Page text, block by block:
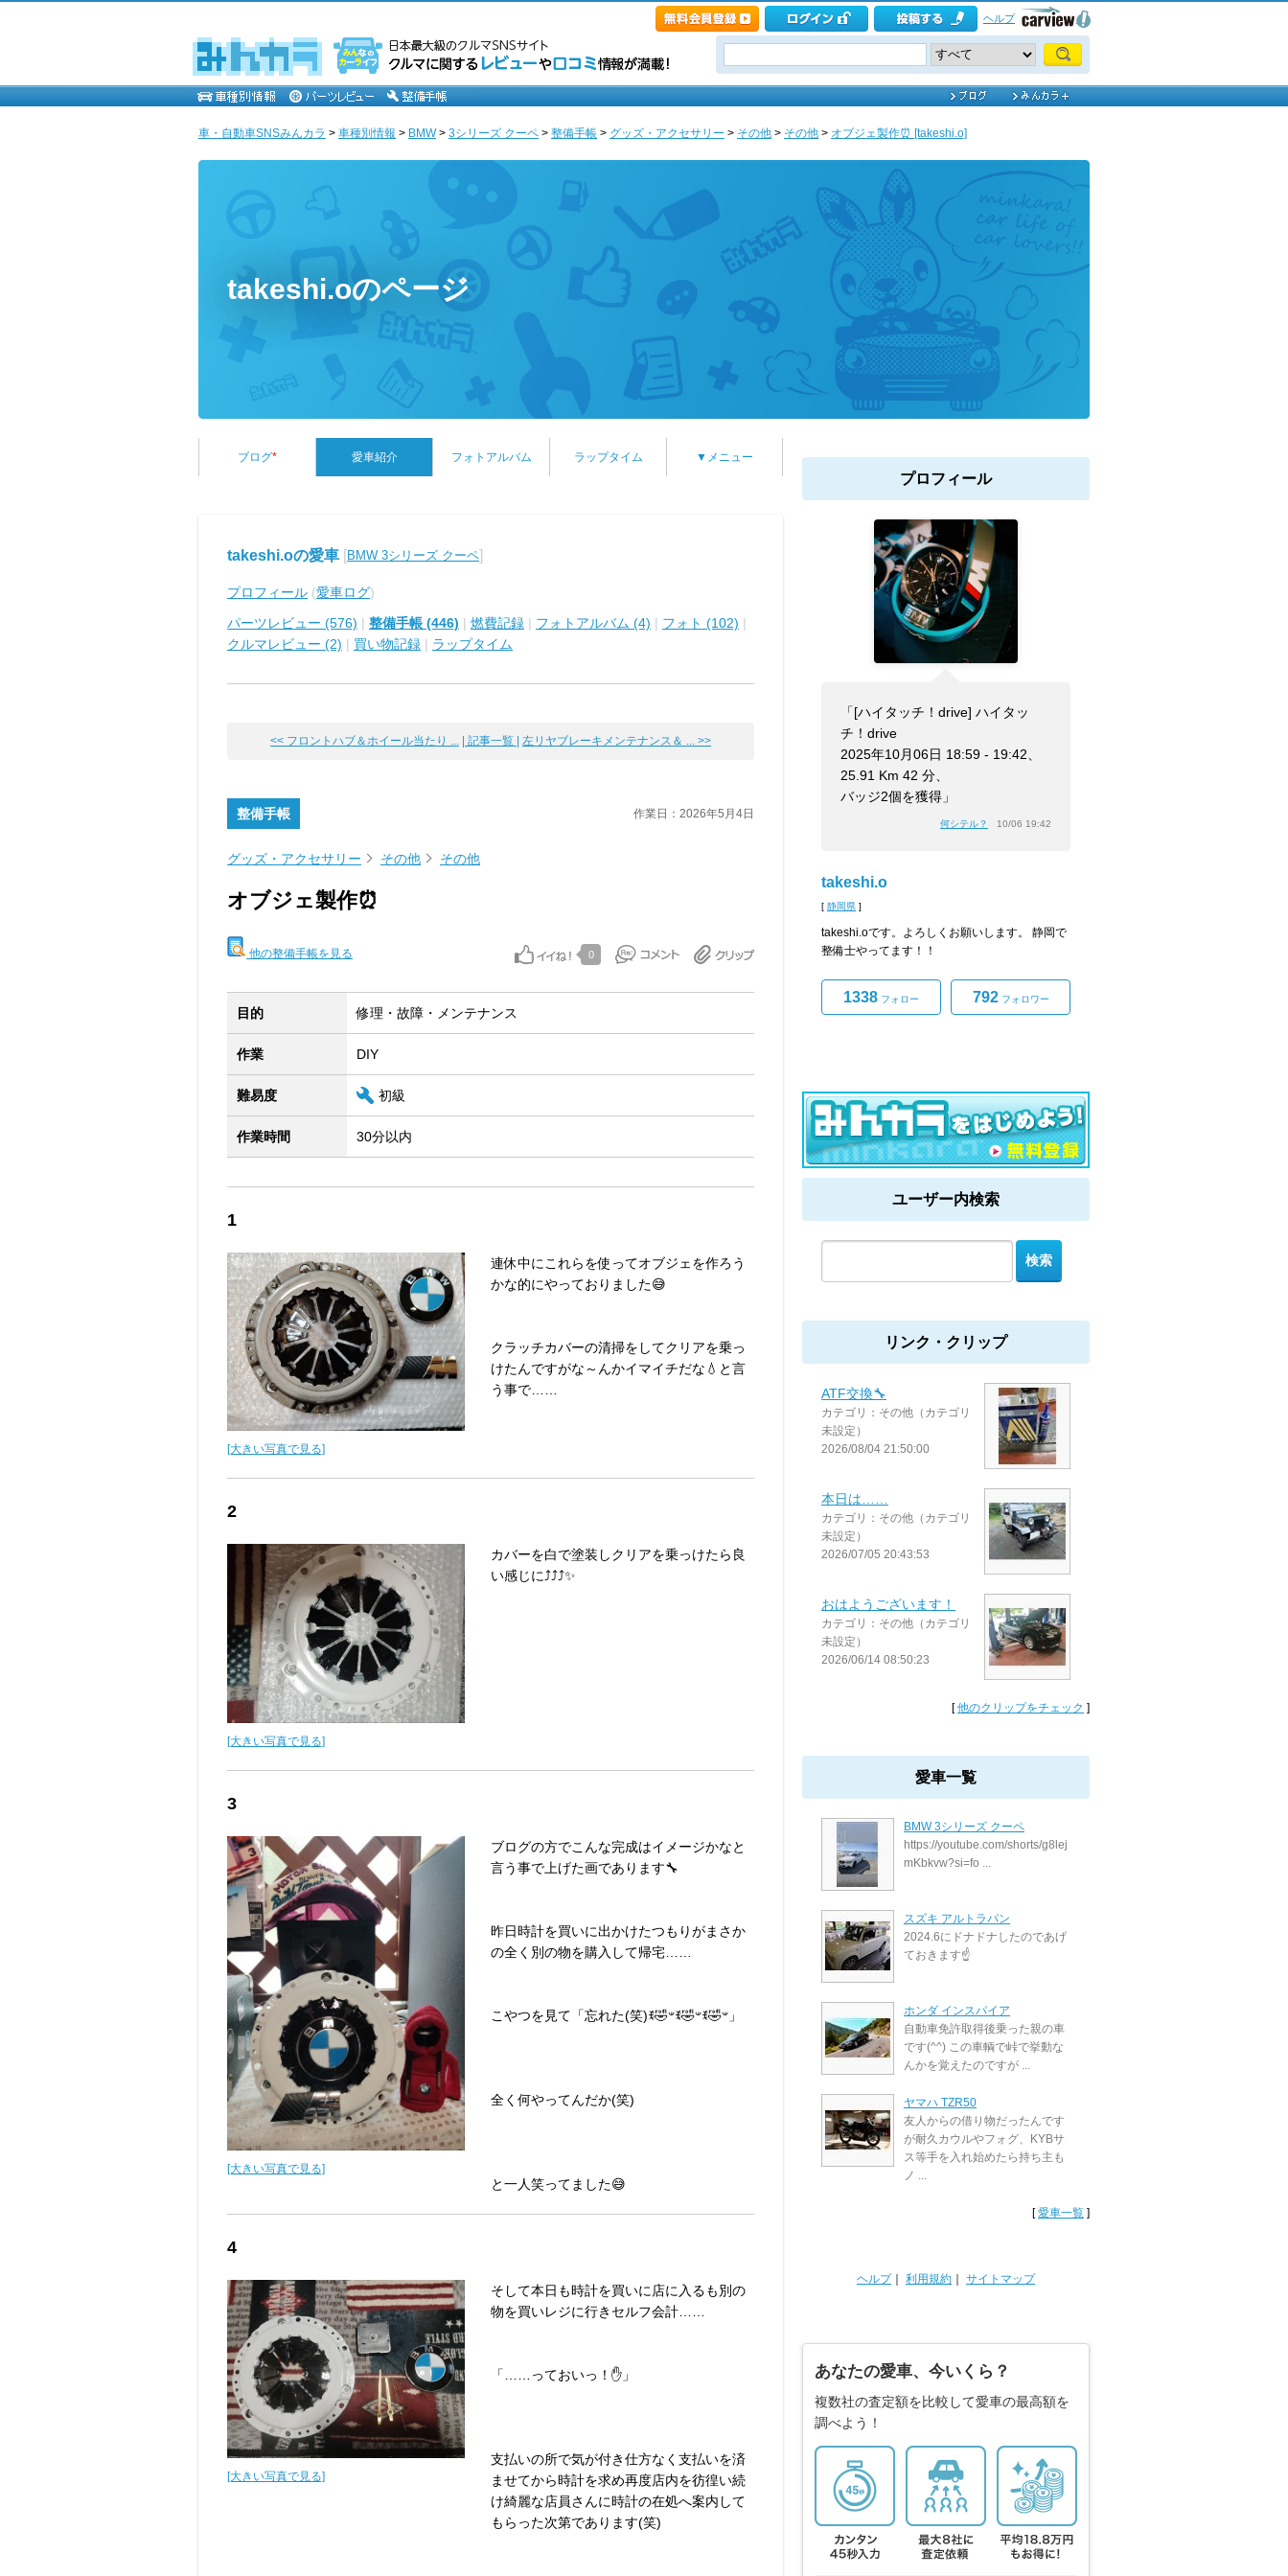
ヘルプ
車・自動車SNSみんカラ > 車種別情報 > BMW> 3シリーズ クーペ > 整備手帳 > グッズ・アクセサリー > その他 > その他 > オブジェ製作⏰ [takeshi.o]
takeshi.oのページ
ブログ* 愛車紹介 フォトアルバム ラップタイム ▼メニュー
takeshi.oの愛車 [BMW 3シリーズ クーペ]
プロフィール (愛車ログ)
パーツレビュー (576) | 整備手帳 (446) | 燃費記録 | フォトアルバム (4) | フォト (102) |
クルマレビュー (2) | 買い物記録 | ラップタイム
<< フロントハブ＆ホイール当たり ... | 記事一覧 | 左リヤブレーキメンテナンス＆ ... >>
整備手帳 作業日：2026年5月4日
グッズ・アクセサリー その他 その他
オブジェ製作⏰
他の整備手帳を見る 0
目的 修理・故障・メンテナンス
作業 DIY
難易度 初級
作業時間 30分以内
1
[大きい写真で見る]
連休中にこれらを使ってオブジェを作ろう
かな的にやっておりました😅
クラッチカバーの清掃をしてクリアを乗っ
けたんですがな～んかイマイチだな‪💧‬と言
う事で……
2
[大きい写真で見る]
カバーを白で塗装しクリアを乗っけたら良
い感じに⤴⤴⤴✨
3
[大きい写真で見る]
ブログの方でこんな完成はイメージかなと
言う事で上げた画であります🔧
昨日時計を買いに出かけたつもりがまさか
の全く別の物を購入して帰宅……
こやつを見て「忘れた(笑)ꉂ🤣𐤔ꉂ🤣𐤔ꉂ🤣𐤔」
全く何やってんだか(笑)
と一人笑ってました😅
4
[大きい写真で見る]
そして本日も時計を買いに店に入るも別の
物を買いレジに行きセルフ会計……
「……っておいっ！✋」
支払いの所で気が付き仕方なく支払いを済
ませてから時計を求め再度店内を彷徨い続
け綺麗な店員さんに時計の在処へ案内して
もらった次第であります(笑)
プロフィール
「[ハイタッチ！drive] ハイタッ
チ！drive
2025年10月06日 18:59 - 19:42、
25.91 Km 42 分、
バッジ2個を獲得」
何シテル？ 10/06 19:42
takeshi.o
[ 静岡県 ]
takeshi.oです。よろしくお願いします。 静岡で
整備士やってます！！
1338 フォロー 792フォロワー
ユーザー内検索
リンク・クリップ
ATF交換🔧
カテゴリ：その他（カテゴリ
未設定）
2026/08/04 21:50:00
本日は……
カテゴリ：その他（カテゴリ
未設定）
2026/07/05 20:43:53
おはようございます！
カテゴリ：その他（カテゴリ
未設定）
2026/06/14 08:50:23
[他のクリップをチェック ]
愛車一覧
BMW 3シリーズ クーペ
https://youtube.com/shorts/g8lej
mKbkvw?si=fo ...
スズキ アルトラパン
2024.6にドナドナしたのであげ
ておきます☝️
ホンダ インスパイア
自動車免許取得後乗った親の車
です(^^) この車輌で峠で挙動な
んかを覚えたのですが ...
ヤマハ TZR50
友人からの借り物だったんです
が耐久カウルやフォグ、KYBサ
ス等手を入れ始めたら持ち主も
ノ ...
[愛車一覧 ]
ヘルプ｜ 利用規約 サイトマップ
あなたの愛車、今いくら？
複数社の査定額を比較して愛車の最高額を
調べよう！